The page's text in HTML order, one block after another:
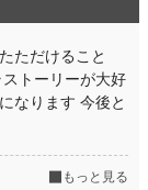
ただけること
トーリーが大好
なります 今後と
もっと見る